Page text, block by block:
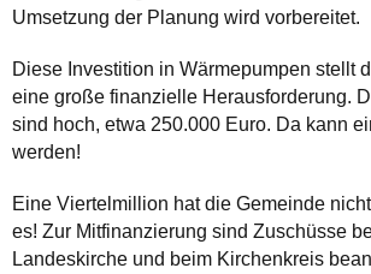
Umsetzung der Planung wird vorbereitet.
Diese Investition in Wärmepumpen stellt
eine große finanzielle Herausforderung.
sind hoch, etwa 250.000 Euro. Da kann
werden!
Eine Viertelmillion hat die Gemeinde
es! Zur Mitfinanzierung sind Zuschüsse
Landeskirche und beim Kirchenkreis